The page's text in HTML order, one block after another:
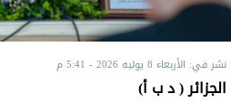
نشر في: الأربعاء 8 يوليه 2026 - 5:41 م
الجزائر ( د ب أ)